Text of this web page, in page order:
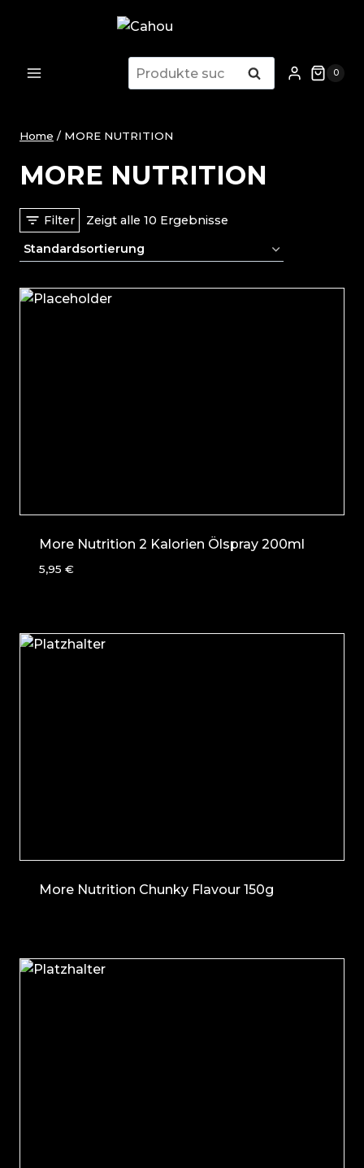
Suche
nach:
Suche 0
Home / MORE NUTRITION
MORE NUTRITION
Filter Zeigt alle 10 Ergebnisse
More Nutrition 2 Kalorien Ölspray 200ml
5,95 €
More Nutrition Chunky Flavour 150g